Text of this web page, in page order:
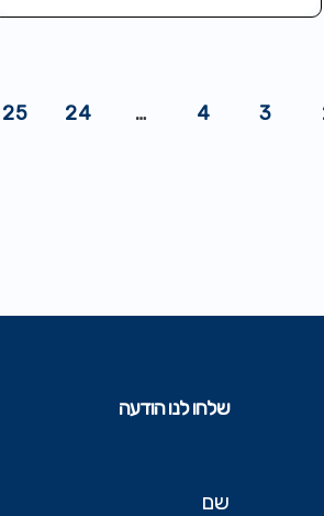
3
4
…
24
25
שלחו לנו הודעה
שם